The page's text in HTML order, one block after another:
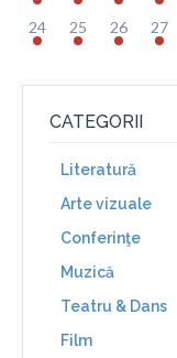
24 25 26 27
CATEGORII
Literatură
Arte vizuale
Conferinţe
Muzică
Teatru & Dans
Film